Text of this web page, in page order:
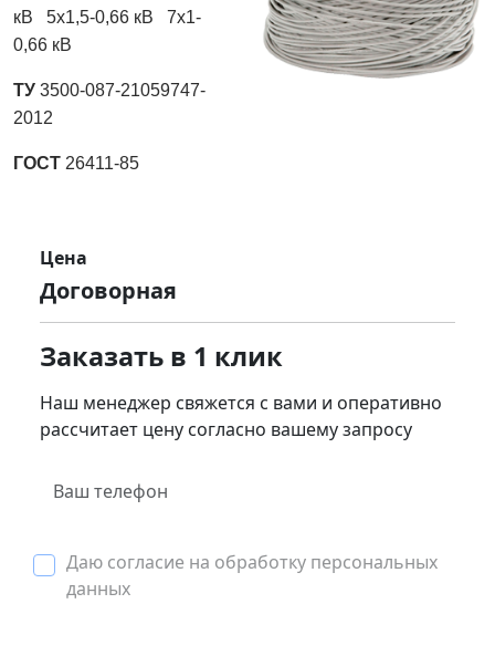
кВ
5х1,5-0,66 кВ
7х1-
0,66 кВ
ТУ 3500-087-21059747-
2012
ГОСТ 26411-85
Цена
Договорная
Заказать в 1 клик
Наш менеджер свяжется с вами и оперативно
рассчитает цену согласно вашему запросу
Даю согласие на обработку персональных
данных